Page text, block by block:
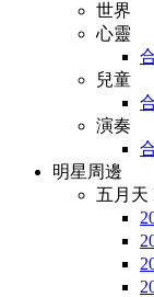
世界
心靈
兒童
演奏
明星周邊
五月天